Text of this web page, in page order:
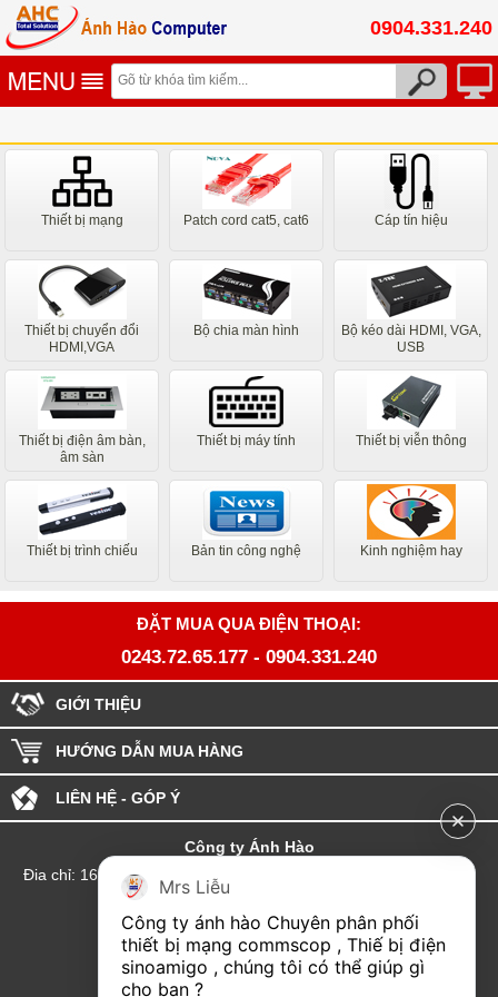
0904.331.240
Thiết bị mạng Patch cord cat5, cat6 Cáp tín hiệu
Thiết bị chuyển đổi
HDMI,VGA
Bộ chia màn hình
Bộ kéo dài HDMI, VGA,
USB
Thiết bị điện âm bàn,
âm sàn
Thiết bị máy tính Thiết bị viễn thông
Thiết bị trình chiếu Bản tin công nghệ Kinh nghiệm hay
ĐẶT MUA QUA ĐIỆN THOẠI:
0243.72.65.177 - 0904.331.240
GIỚI THIỆU
HƯỚNG DẪN MUA HÀNG
LIÊN HỆ - GÓP Ý
Công ty Ánh Hào
Đia chỉ: 164 Phố Chùa Láng - Phường Láng - Thành phố Hà Nội
Email: Kinhdoanhanhhao@gmail.com
Đại lý Hải Phòng
Mrs Liễu
Công ty ánh hào Chuyên phân phối
thiết bị mạng commscop , Thiế bị điện
sinoamigo , chúng tôi có thể giúp gì
cho bạn ?